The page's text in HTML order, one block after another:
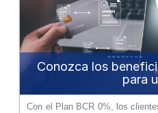
Conozca los
para
Con el Plan BCR 0%, los